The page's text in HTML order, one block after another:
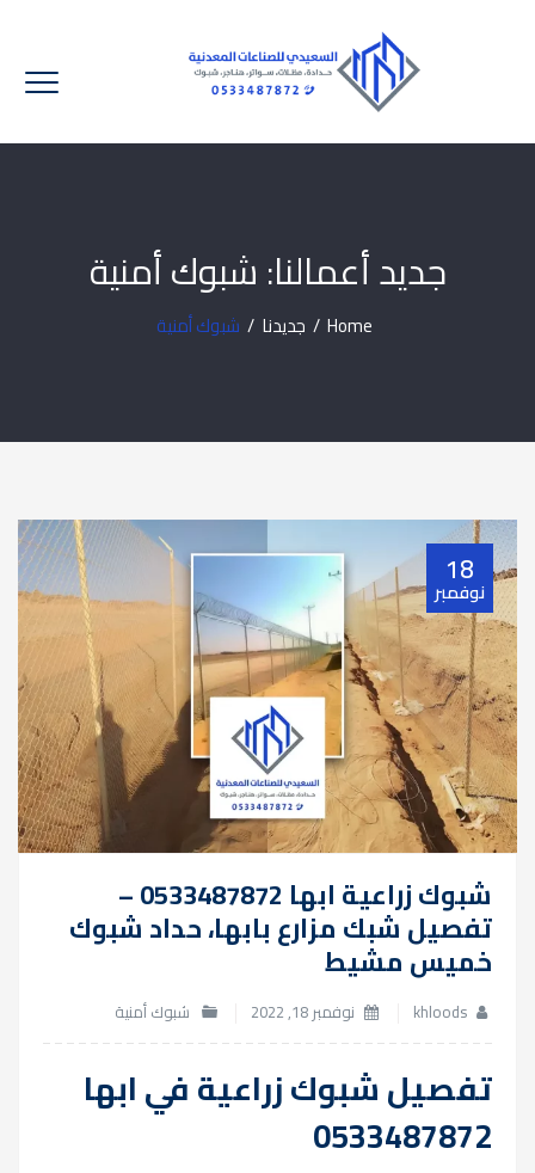
جديد أعمالنا:شبوك أمنية
/ جديدنا / شبوك أمنية
18
نوفمبر
شبوك زراعية ابها 0533487872 –
تفصيل شبك مزارع بابها، حداد شبوك
خميس مشيط
khloods نوفمبر 18, 2022 شبوك أمنية
تفصيل شبوك زراعية في ابها
0533487872